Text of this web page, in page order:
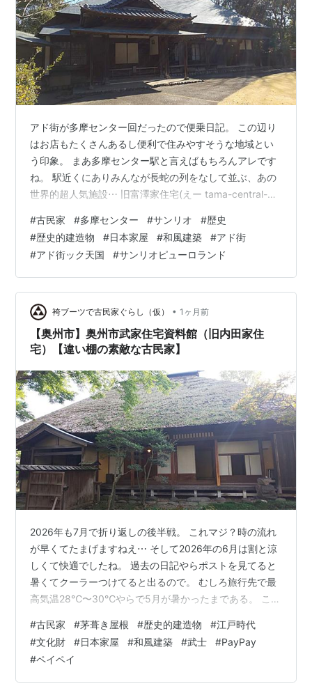
アド街が多摩センター回だったので便乗日記。 この辺り
はお店もたくさんあるし便利で住みやすそうな地域とい
う印象。 まあ多摩センター駅と言えばもちろんアレです
ね。 駅近くにありみんなが長蛇の列をなして並ぶ、あの
世界的超人気施設⋯ 旧富澤家住宅(えー tama-central-
18時まで） 休館日 原則として、毎週月曜日・第二、第四
木曜日（但し、国民の祝日にあたる場合は、その翌日）
年末年始(12/29～1/3),その他臨時休館日あり。建物の保
護と保存のため、ご理解、ご協力をお願いします。 ※公
式サイトより引用 サンリオピューロランド…
#古民家 #多摩センター #サンリオ #歴史
#歴史的建造物 #日本家屋 #和風建築 #アド街
#アド街ック天国 #サンリオピューロランド
袴ブーツで古民家ぐらし（仮） • 1ヶ月前
【奥州市】奥州市武家住宅資料館（旧内田家住
宅）【違い棚の素敵な古民家】
2026年も7月で折り返しの後半戦。 これマジ？時の流れ
が早くてたまげますねえ⋯ そして2026年の6月は割と涼
しくて快適でしたね。 過去の日記やらポストを見てると
暑くてクーラーつけてると出るので。 むしろ旅行先で最
高気温28℃〜30℃やらで5月が暑かったまである。 この
けと扇風機で過ごせましたという記録を記しておくッ。
さて7月で奥州市 × PayPay自治体キャッシュレスキャン
ペーンも始まったし便乗宣伝おもひで日記を。 岩手県で
大都会盛岡市に次ぐ有力都市の奥州市。 平成時代の大合
#古民家 #茅葺き屋根 #歴史的建造物 #江戸時代
#文化財 #日本家屋 #和風建築 #武士 #PayPay
#ペイペイ